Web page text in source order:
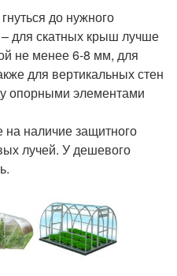
до нужного
для скатных крыш лучше
не менее 6-8 мм, для
для вертикальных стен
опорными элементами
наличие защитного
лучей. У дешевого